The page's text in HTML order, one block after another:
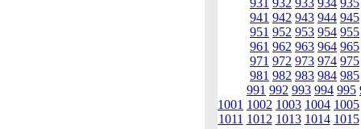
931 932 933 934 935
941 942 943 944 945
951 952 953 954 955
961 962 963 964 965
971 972 973 974 975
981 982 983 984 985
991 992 993 994 995
1001 1002 1003 1004 1005
1011 1012 1013 1014 1015